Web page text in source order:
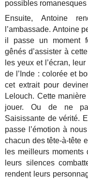
possibles romanesques
Ensuite, Antoine
l’ambassade. Antoine
il passe un moment
gênés d’assister à
les yeux et l’écran,
de l’Inde : colorée et
cet extrait pour
Lelouch. Cette
jouer. Ou de ne
Saisissante de vérité.
passe l’émotion à
chacun des tête-à-tête
les meilleurs
leurs silences
rendent leurs